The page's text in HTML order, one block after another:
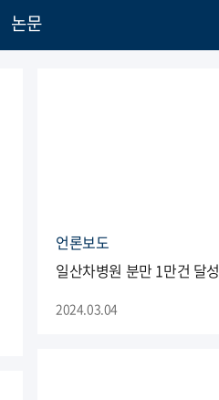
논문
언론보도
일산차병원 분만 1만건 달성
2024.03.04